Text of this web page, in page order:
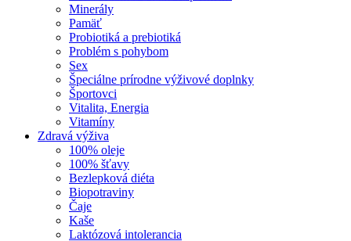
Minerály
Pamäť
Probiotiká a prebiotiká
Problém s pohybom
Sex
Špeciálne prírodne výživové doplnky
Športovci
Vitalita, Energia
Vitamíny
Zdravá výživa
100% oleje
100% šťavy
Bezlepková diéta
Biopotraviny
Čaje
Kaše
Laktózová intolerancia